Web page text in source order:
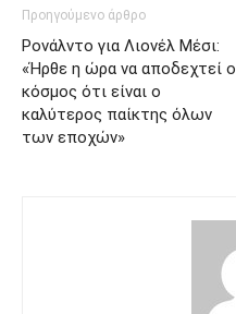
Προηγούμενο άρθρο
Ρονάλντο για Λιονέλ Μέσι:
«Ήρθε η ώρα να αποδεχτεί ο
κόσμος ότι είναι ο
καλύτερος παίκτης όλων
των εποχών»